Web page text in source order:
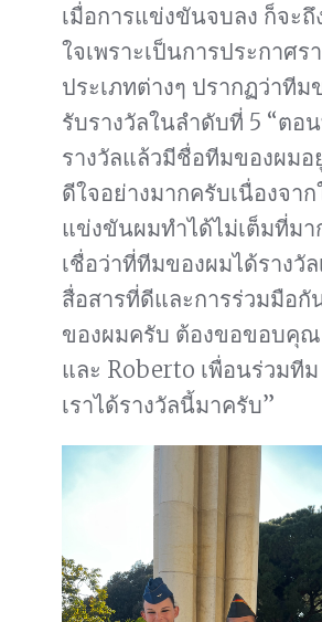
เมื่อการแข่งขันจบลง ก็จะถึ
ใจเพราะเป็นการประกาศร
ประเภทต่างๆ ปรากฏว่าทีม
รับรางวัลในลำดับที่ 5 “ตอ
รางวัลแล้วมีชื่อทีมของผม
ดีใจอย่างมากครับเนื่องจา
แข่งขันผมทำได้ไม่เต็มที่ม
เชื่อว่าที่ทีมของผมได้รางวัล
สื่อสารที่ดีและการร่วมมือกั
ของผมครับ ต้องขอขอบคุณ
และ Roberto เพื่อนร่วมที
เราได้รางวัลนี้มาครับ”